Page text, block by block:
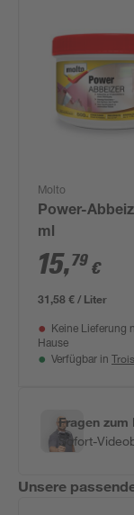
Molto
Power-
ml
15,79 €
31,58 € / Liter
Keine Lieferung
Hause
Verfügbar in
Fragen zum
Sofort-
Unsere